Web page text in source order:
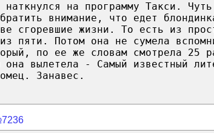
на программу Такси.
внимание, что едет
сгоревшие жизни. То есть из
пяти. Потом она не сумела
по ее же словам смотрела 25
вылетела - Самый известный
Занавес.